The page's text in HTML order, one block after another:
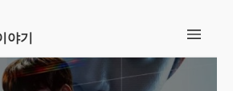
야기